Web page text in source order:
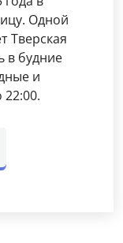
Одной
Тверская
в будние
и
22:00.